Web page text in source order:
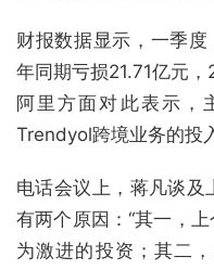
财报数据显示，一季
年同期亏损21.71亿元
阿里方面对此表示，
Trendyol跨境业务的投
电话会议上，蒋凡谈
有两个原因：“其一，
为激进的投资；其二